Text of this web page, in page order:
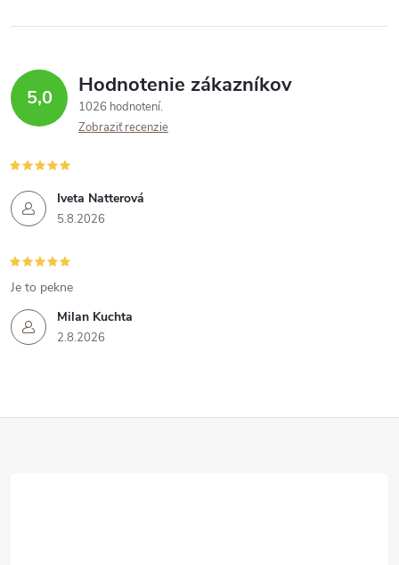
5,0 Hodnotenie zákazníkov
1026 hodnotení
Zobraziť recenzie
Iveta Natterová
5.8.2026
Milan Kuchta
2.8.2026
Je to pekne